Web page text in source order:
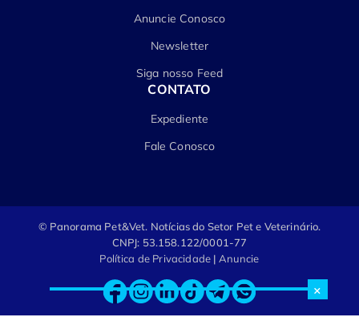
×
Anuncie Conosco
Newsletter
Siga nosso Feed
CONTATO
Expediente
Fale Conosco
© Panorama Pet&Vet. Notícias do Setor Pet e Veterinário.
CNPJ: 53.158.122/0001-77
Política de Privacidade | Anuncie